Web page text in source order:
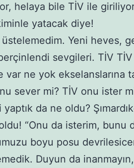
helaya bile TİV ile
yatacak diye!
Yeni heves,
sevgileri. TİV TİV
var ne yok ekselanslarına
sever mi? TİV onu ister
da ne oldu?
“Onu da isterim, bunu
boyu posu
Duyun da